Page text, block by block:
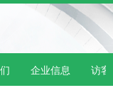
企业信息 访客